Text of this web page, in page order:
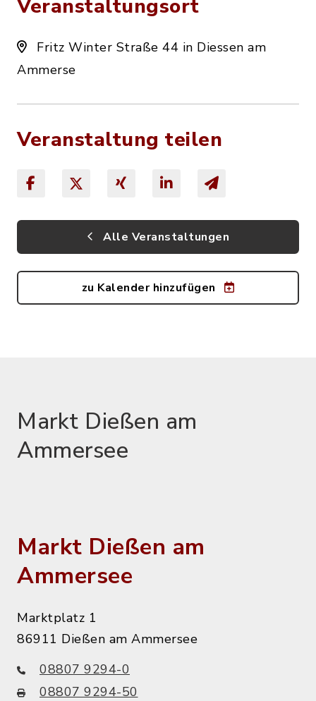
Veranstaltungsort
Fritz Winter Straße 44 in Diessen am
Ammerse
Veranstaltung teilen
Alle Veranstaltungen
zu Kalender hinzufügen
Markt Dießen am
Ammersee
Markt Dießen am
Ammersee
Marktplatz 1
86911 Dießen am Ammersee
08807 9294-0
08807 9294-50